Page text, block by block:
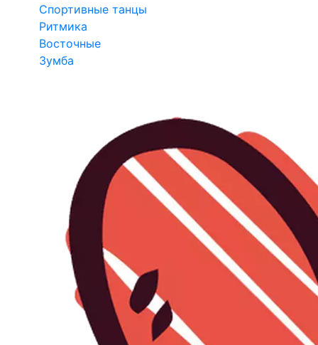
Спортивные танцы
Ритмика
Восточные
Зумба